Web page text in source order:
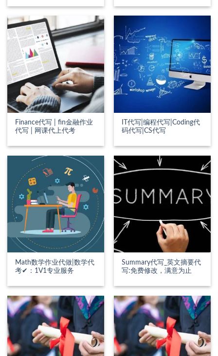
Finance代写 | fin金融作业
代写 | 网课代上代考
IT代写|编程代写|Coding代
码代写|CS代写
Math数学作业代做|数学代
考✔：1V1专业服务
Summary代写_英文摘要代
写:免费修改，满意为止